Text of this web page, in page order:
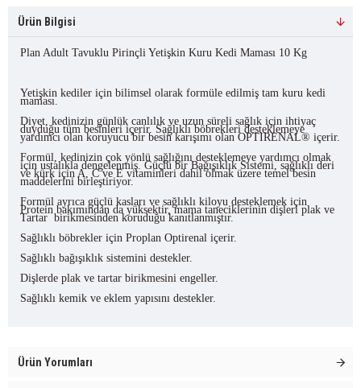
Ürün Bilgisi
Plan Adult Tavuklu Pirinçli Yetişkin Kuru Kedi Maması 10 Kg
Yetişkin kediler için bilimsel olarak formüle edilmiş tam kuru kedi
maması.
Diyet, kedinizin günlük canlılık ve uzun süreli sağlık için ihtiyaç
duyduğu tüm besinleri içerir. Sağlıklı böbrekleri desteklemeye
yardımcı olan koruyucu bir besin karışımı olan OPTIRENAL® içerir.
Formül, kedinizin çok yönlü sağlığını desteklemeye yardımcı olmak
için ustalıkla dengelenmiş. Güçlü bir Bağışıklık Sistemi, sağlıklı deri
ve kürk için A, C ve E vitaminleri dahil olmak üzere temel besin
maddelerini birleştiriyor.
Formül ayrıca güçlü kasları ve sağlıklı kiloyu desteklemek için
Protein bakımından da yüksektir, mama taneciklerinin dişleri plak ve
Tartar birikmesinden koruduğu kanıtlanmıştır.
Sağlıklı böbrekler için Proplan Optirenal içerir.
Sağlıklı bağışıklık sistemini destekler.
Dişlerde plak ve tartar birikmesini engeller.
Sağlıklı kemik ve eklem yapısını destekler.
Ürün Yorumları